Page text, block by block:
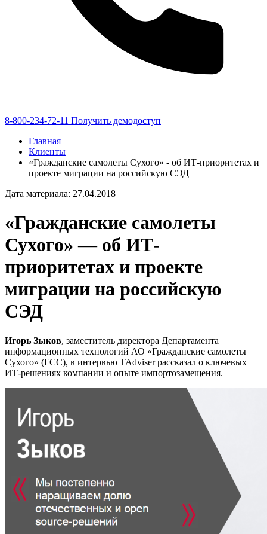
8-800-234-72-11 Получить демодоступ
Главная
Клиенты
«Гражданские самолеты Сухого» - об ИТ-приоритетах и
проекте миграции на российскую СЭД
Дата материала: 27.04.2018
«Гражданские самолеты
Сухого» — об ИТ-
приоритетах и проекте
миграции на российскую
СЭД
Игорь Зыков, заместитель директора Департамента
информационных технологий АО «Гражданские самолеты
Сухого» (ГСС), в интервью TAdviser рассказал о ключевых
ИТ-решениях компании и опыте импортозамещения.